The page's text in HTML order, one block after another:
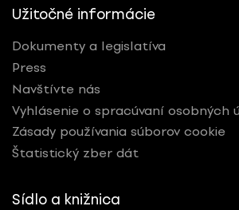
Užitočné informácie
Dokumenty a legislatíva
Press
Navštívte nás
Vyhlásenie o spracúvaní osobných
Zásady používania súborov cookie
Štatistický zber dát
Sídlo a knižnica